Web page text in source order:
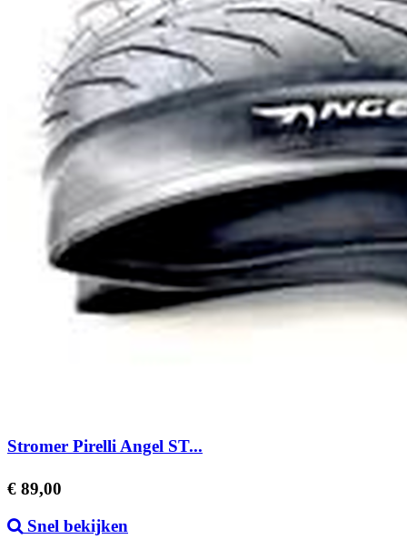
Stromer Pirelli Angel ST...
Prijs
€ 89,00
Snel bekijken